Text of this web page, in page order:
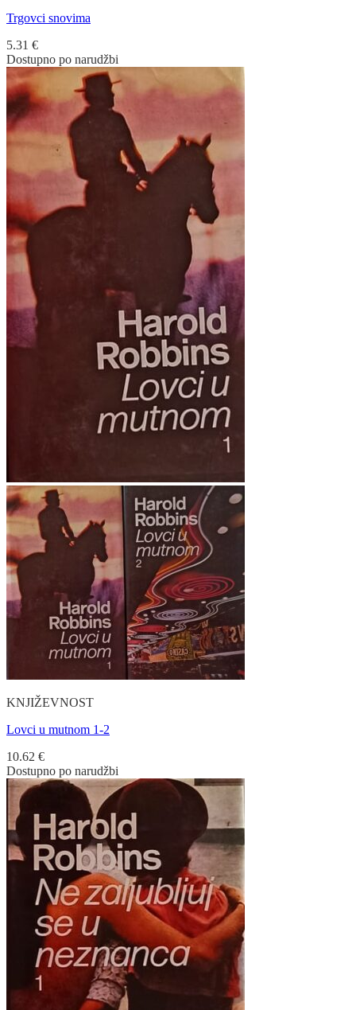
Trgovci snovima
5.31 €
Dostupno po narudžbi
KNJIŽEVNOST
Lovci u mutnom 1-2
10.62 €
Dostupno po narudžbi